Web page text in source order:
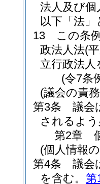
法人及び
以下「法
13
この条
政法人法(
立行政法
(令7条
(議会の責
第3条
議会
されるよ
第2章
(個人情報
第4条
議会
を含む。 第